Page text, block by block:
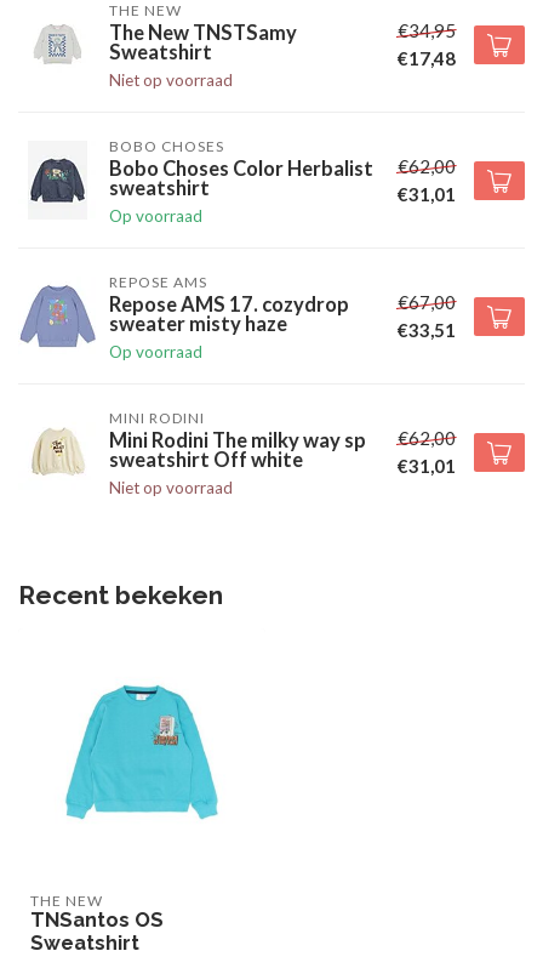
THE NEW
The New TNSTSamy
Sweatshirt
Niet op voorraad
€34,95
€17,48
BOBO CHOSES
Bobo Choses Color Herbalist
sweatshirt
Op voorraad
€62,00
€31,01
REPOSE AMS
Repose AMS 17. cozydrop
sweater misty haze
Op voorraad
€67,00
€33,51
MINI RODINI
Mini Rodini The milky way sp
sweatshirt Off white
Niet op voorraad
€62,00
€31,01
Recent bekeken
THE NEW
TNSantos OS
Sweatshirt